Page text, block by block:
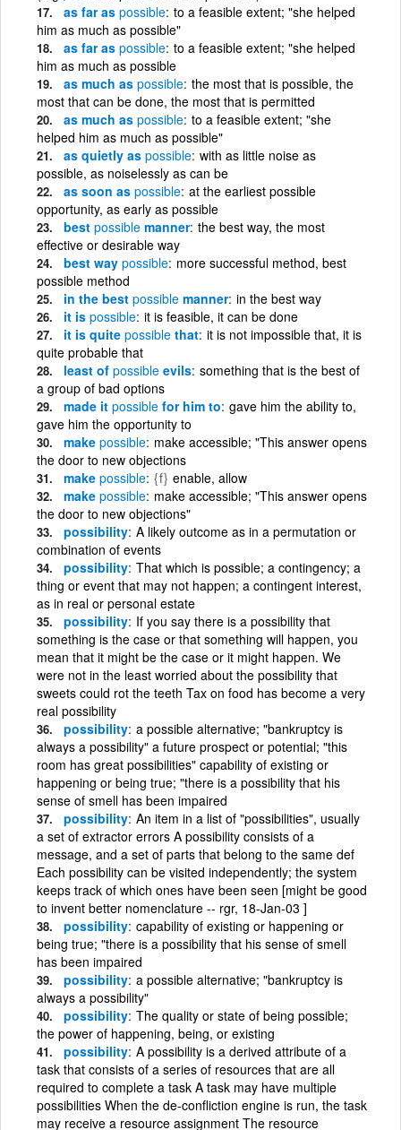
as far as possible to a feasible extent; "she helped
him as much as possible"
as far as possible to a feasible extent; "she helped
him as much as possible
as much as possible the most that is possible, the
most that can be done, the most that is permitted
as much as possible to a feasible extent; "she
helped him as much as possible"
as quietly as possible with as little noise as
possible, as noiselessly as can be
as soon as possible at the earliest possible
opportunity, as early as possible
best possible manner the best way, the most
effective or desirable way
best way possible more successful method, best
possible method
in the best possible manner in the best way
it is possible it is feasible, it can be done
it is quite possible that it is not impossible that, it is
quite probable that
least of possible evils something that is the best of
a group of bad options
made it possible for him to gave him the ability to,
gave him the opportunity to
make possible make accessible; "This answer opens
the door to new objections
make possible {f} enable, allow
make possible make accessible; "This answer opens
the door to new objections"
possibility A likely outcome as in a permutation or
combination of events
possibility That which is possible; a contingency; a
thing or event that may not happen; a contingent interest,
as in real or personal estate
possibility If you say there is a possibility that
something is the case or that something will happen, you
mean that it might be the case or it might happen. We
were not in the least worried about the possibility that
sweets could rot the teeth Tax on food has become a very
real possibility
possibility a possible alternative; "bankruptcy is
always a possibility" a future prospect or potential; "this
room has great possibilities" capability of existing or
happening or being true; "there is a possibility that his
sense of smell has been impaired
possibility An item in a list of "possibilities", usually
a set of extractor errors A possibility consists of a
message, and a set of parts that belong to the same def
Each possibility can be visited independently; the system
keeps track of which ones have been seen [might be good
to invent better nomenclature -- rgr, 18-Jan-03 ]
possibility capability of existing or happening or
being true; "there is a possibility that his sense of smell
has been impaired
possibility a possible alternative; "bankruptcy is
always a possibility"
possibility The quality or state of being possible;
the power of happening, being, or existing
possibility A possibility is a derived attribute of a
task that consists of a series of resources that are all
required to complete a task A task may have multiple
possibilities When the de-confliction engine is run, the task
may receive a resource assignment The resource